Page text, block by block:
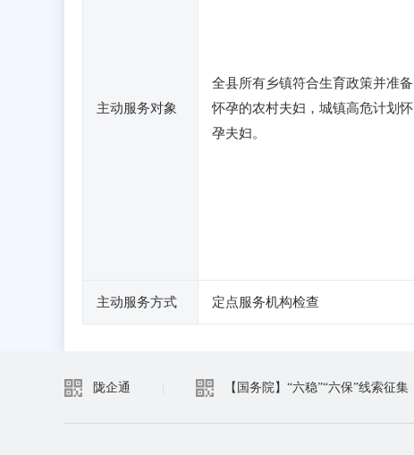
主动服务对象
全县所有乡镇符合生育政策并准备
怀孕的农村夫妇，城镇高危计划怀
孕夫妇。
主动服务方式 定点服务机构检查
陇企通 【国务院】“六稳”“六保”线索征集